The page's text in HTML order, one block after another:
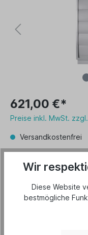
621,00 €*
Preise inkl. MwSt.
Versandkostenfrei
Varianten
Wir
Diese Website
bestmögliche